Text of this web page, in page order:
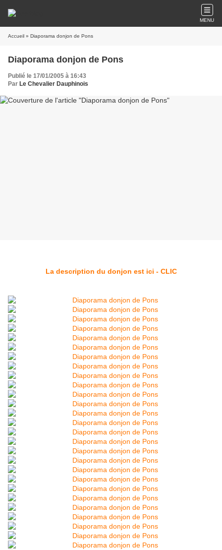
MENU
Accueil » Diaporama donjon de Pons
Diaporama donjon de Pons
Publié le 17/01/2005 à 16:43
Par Le Chevalier Dauphinois
La description du donjon est ici - CLIC